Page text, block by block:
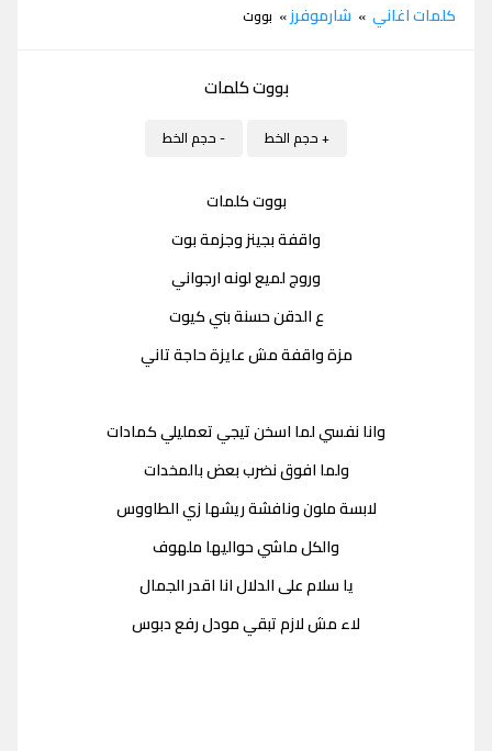
كلمات اغاني » شارموفرز» بووت
بووت كلمات
+ حجم الخط - حجم الخط
بووت كلمات
واقفة بجينز وجزمة بوت
وروج لميع لونه ارجواني
ع الدقن حسنة بني كيوت
مزة واقفة مش عايزة حاجة تاني
وانا نفسي لما اسخن تيجي تعمليلي كمادات
ولما افوق نضرب بعض بالمخدات
لابسة ملون ونافشة ريشها زي الطاووس
والكل ماشي حواليها ملهوف
يا سلام على الدلال انا اقدر الجمال
لاء مش لازم تبقي مودل رفع دبوس